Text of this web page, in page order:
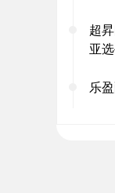
超
亚
乐